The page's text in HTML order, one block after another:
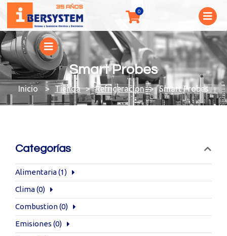
Smart Probes
You are here: Tienda Refrigeracion Smart Probes
Categorías
Alimentaria(1)
Clima(0)
Combustion(0)
Emisiones (0)